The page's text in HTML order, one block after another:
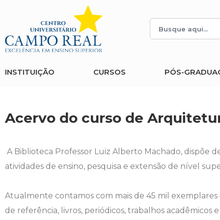
INSTITUIÇÃO CURSOS PÓS-
Acervo do curso de
A Biblioteca Professor Luiz Alberto Machado, dispõe
atividades de ensino, pesquisa e extensão de nível
Atualmente contamos com mais de 45 mil
de referência, livros, periódicos, trabalhos
Histórico
Editais
Administração
Ciências Contábeis
Enfermagem
Engenharia Civil
Vestibular de Inverno
2ª Via de Boleto
Biblioteca
Calendário de Provas
Central de Estágios - TCC
Avalie a Campo Real
COLAP
Comitê de Ética em Pesquisa
Educação em Direitos Humanos